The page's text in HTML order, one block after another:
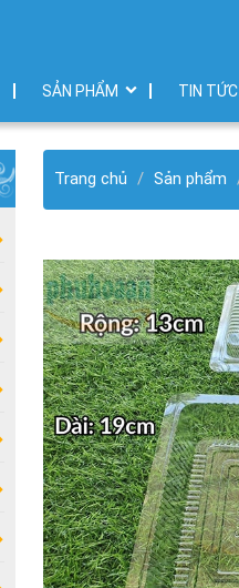
SẢN PHẨM TIN TỨC
Trang chủ Sản phẩm